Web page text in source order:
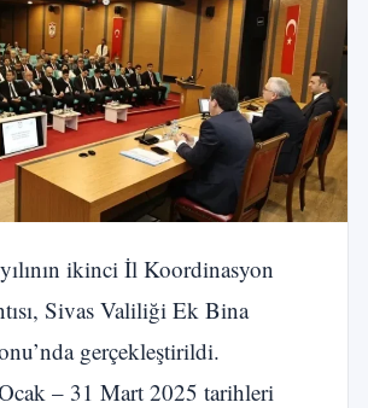
ikinci İl Koordinasyon
Sivas Valiliği Ek Bina
gerçekleştirildi.
– 31 Mart 2025 tarihleri